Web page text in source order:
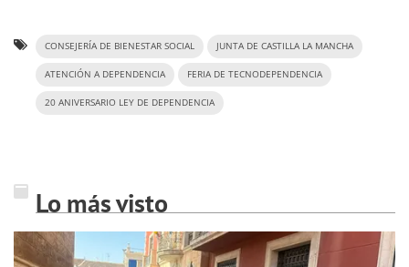
CONSEJERÍA DE BIENESTAR SOCIAL JUNTA DE CASTILLA LA MANCHA
ATENCIÓN A DEPENDENCIA FERIA DE TECNODEPENDENCIA
20 ANIVERSARIO LEY DE DEPENDENCIA
Lo más visto